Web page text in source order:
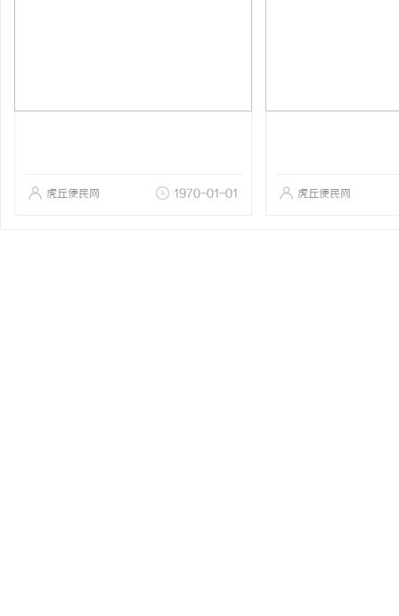
虎丘便民网 1970-01-01 虎丘便民网